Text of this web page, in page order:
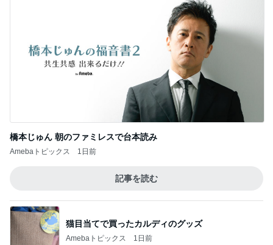
記事を読む
猫目当てで買ったカルディのグッズ
Amebaトピックス 1日前